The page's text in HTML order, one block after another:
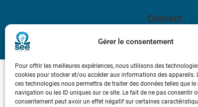
Gérer le consentement
Pour offrir les meilleures expériences, nous utilisons des
cookies pour stocker et/ou accéder aux informations des appareils.
ces technologies nous permettra de traiter des données telles que
navigation ou les ID uniques sur ce site. Le fait de ne pas consentir
consentement peut avoir un effet négatif sur certaines
Contact